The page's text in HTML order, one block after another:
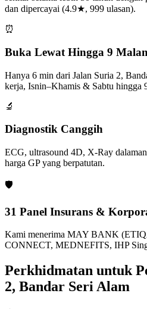
dan dipercayai (4.9★, 999 ulasan).
⏰
Buka Lewat Hingga 9
Hanya 6 min dari Jalan Suria 2,
kerja, Isnin–Khamis & Sabtu hingga
🔬
Diagnostik Canggih
ECG, ultrasound 4D, X-Ray
harga GP yang berpatutan.
🛡️
31 Panel Insurans &
Kami menerima MAY BANK
CONNECT, MEDNEFITS, IHP
Perkhidmatan untuk
2, Bandar Seri Alam